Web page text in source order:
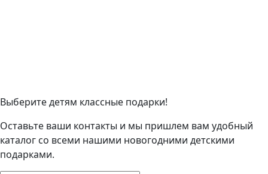
Выберите детям классные подарки!
Оставьте ваши контакты и мы пришлем вам удобный
каталог со всеми нашими новогодними детскими
подарками.